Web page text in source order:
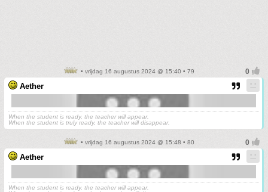
• vrijdag 16 augustus 2024 @ 15:40 • 79
Aether
When the student is ready, the teacher will appear.
When the student is truly ready, the teacher will disappear.
• vrijdag 16 augustus 2024 @ 15:48 • 80
Aether
When the student is ready, the teacher will appear.